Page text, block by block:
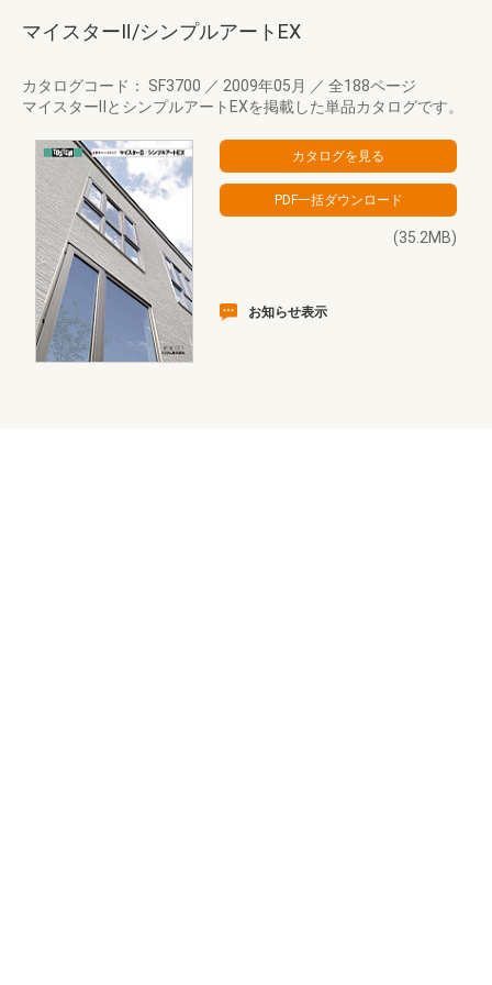
マイスターⅡ/シンプルアートEX
カタログコード： SF3700 ／ 2009年05月 ／ 全188ページ
マイスターⅡとシンプルアートEXを掲載した単品カタログです。
(35.2MB)
お知らせ表示